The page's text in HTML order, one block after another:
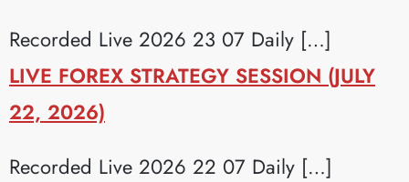
Recorded Live 2026 23 07 Daily […]
LIVE FOREX STRATEGY SESSION (JULY
22, 2026)
Recorded Live 2026 22 07 Daily […]